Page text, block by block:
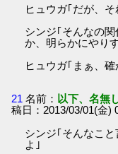
ヒュウガ｢だが、
シンジ｢そんなの
か、明らかにやり
ヒュウガ｢まぁ、確
21 名前： 以下、名無
稿日：2013/03/01(金)
シンジ｢そんなこ
よ｣